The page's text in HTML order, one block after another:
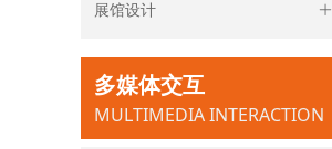
ꄶ
展馆设计
多媒体交互
MULTIMEDIA INTERACTION